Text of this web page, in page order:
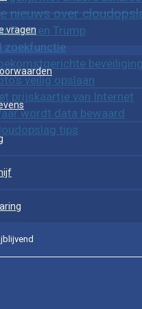
nieuws over
Tech en Trump
zoekfunctie
beveiliging
veilig opslaan
prijskaartje van Internet
wordt data bewaard
tips
vragen